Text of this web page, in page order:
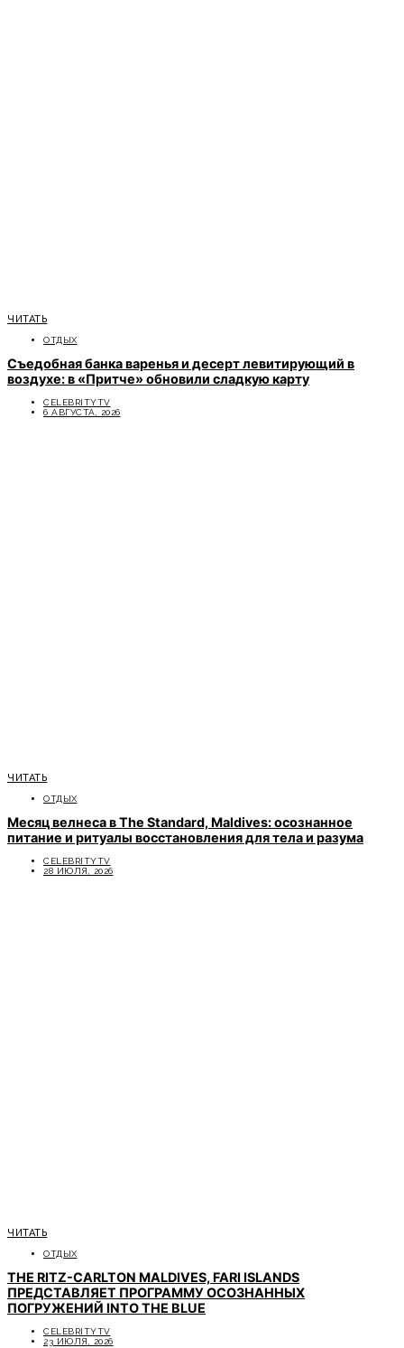
ЧИТАТЬ
ОТДЫХ
Съедобная банка варенья и десерт левитирующий в
воздухе: в «Притче» обновили сладкую карту
CELEBRITYTV
6 АВГУСТА, 2026
ЧИТАТЬ
ОТДЫХ
Месяц велнеса в The Standard, Maldives: осознанное
питание и ритуалы восстановления для тела и разума
CELEBRITYTV
28 ИЮЛЯ, 2026
ЧИТАТЬ
ОТДЫХ
THE RITZ-CARLTON MALDIVES, FARI ISLANDS
ПРЕДСТАВЛЯЕТ ПРОГРАММУ ОСОЗНАННЫХ
ПОГРУЖЕНИЙ INTO THE BLUE
CELEBRITYTV
23 ИЮЛЯ, 2026